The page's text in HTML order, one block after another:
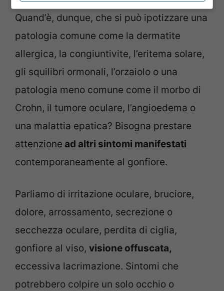
Quand’è, dunque, che si può ipotizzare una
patologia comune come la dermatite
allergica, la congiuntivite, l’eritema solare,
gli squilibri ormonali, l’orzaiolo o una
patologia meno comune come il morbo di
Crohn, il tumore oculare, l’angioedema o
una malattia epatica? Bisogna prestare
attenzione ad altri sintomi manifestati
contemporaneamente al gonfiore.
Parliamo di irritazione oculare, bruciore,
dolore, arrossamento, secrezione o
secchezza oculare, perdita di ciglia,
gonfiore al viso, visione offuscata,
eccessiva lacrimazione. Sintomi che
potrebbero colpire un solo occhio o